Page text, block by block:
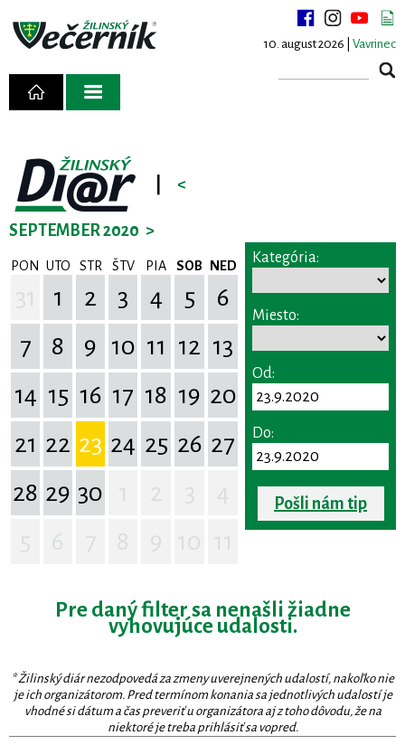
10. august 2026 | Vavrinec
<
SEPTEMBER 2020 >
PON UTO STR ŠTV PIA SOB NED
1 2 3 4 5
6
7
8 9 10 11 12 13
14 15 16 17 18 19 20
21 22 23 24 25 26 27
28 29 30
Kategória:
Miesto:
Od:
Do:
Pošli nám tip
Pre daný filter sa nenašli žiadne
vyhovujúce udalosti.
* Žilinský diár nezodpovedá za zmeny uverejnených udalostí, nakoľko nie
je ich organizátorom. Pred termínom konania sa jednotlivých udalostí je
vhodné si dátum a čas preveriť u organizátora aj z toho dôvodu, že na
niektoré je treba prihlásiť sa vopred.